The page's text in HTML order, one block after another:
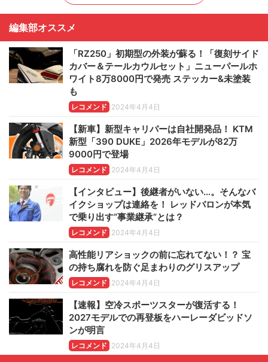
編集部オススメ
「RZ250」初期型の外装が蘇る！「復刻サイド
カバー＆テールカウルセット」ニューパールホ
ワイト8万8000円で発売 ステッカー&未塗装
も
レコメンド 2024年4月4日
【新車】新型キャリパーは自社開発品！ KTM
新型「390 DUKE」2026年モデルが82万
9000円で登場
レコメンド 2024年4月4日
【インタビュー】後継者がいない…。そんなバ
イクショップは連絡を！ レッドバロンが本気
で乗り出す“事業継承”とは？
レコメンド 2024年4月4日
高性能リアショックの前に忘れてない！？ 宝
の持ち腐れを防ぐ足まわりのグリスアップ
レコメンド 2024年4月4日
【速報】空冷スポーツスターが復活する！
2027モデルでの再登板をハーレーダビッドソ
ンが明言
レコメンド 2024年4月4日